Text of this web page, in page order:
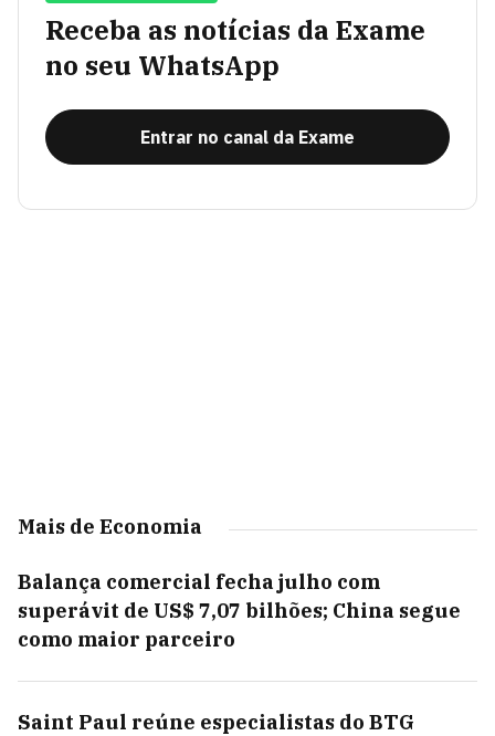
Receba as notícias da Exame
no seu WhatsApp
Entrar no canal da Exame
Mais de Economia
Balança comercial fecha julho com
superávit de US$ 7,07 bilhões; China segue
como maior parceiro
Saint Paul reúne especialistas do BTG